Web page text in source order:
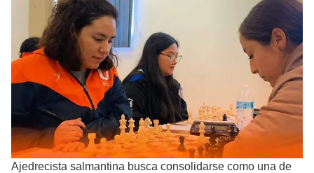
Ajedrecista salmantina busca consolidarse como una de